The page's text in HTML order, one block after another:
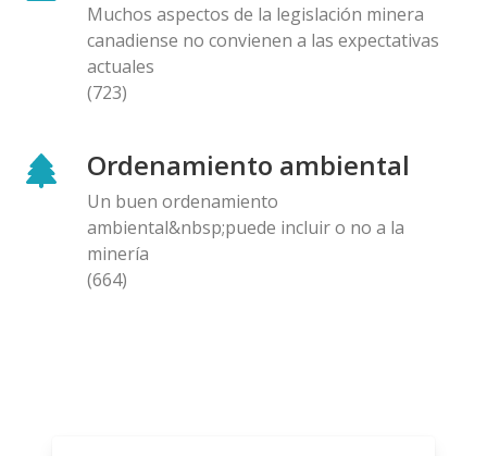
Muchos aspectos de la legislación minera
canadiense no convienen a las expectativas
actuales
(723)
Ordenamiento ambiental
Un buen ordenamiento
ambiental&nbsp;puede incluir o no a la
minería
(664)